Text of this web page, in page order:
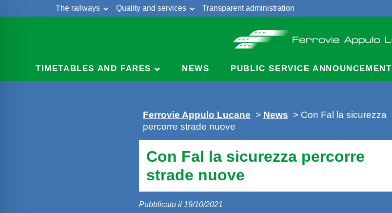
The railways Quality and services
Transparent administration
TIMETABLES AND FARES NEWS PUBLIC SERVICE ANNOUNCEMENT
Ferrovie Appulo Lucane > News > Con Fal la sicurezza
percorre strade nuove
Con Fal la sicurezza percorre
strade nuove
Pubblicato il 19/10/2021